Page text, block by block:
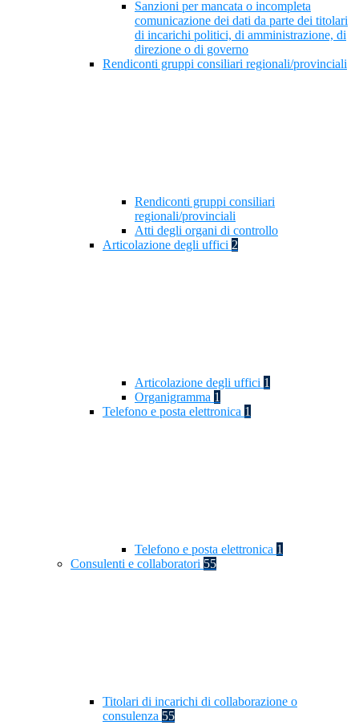
Sanzioni per mancata o incompleta
comunicazione dei dati da parte dei titolari
di incarichi politici, di amministrazione, di
direzione o di governo
Rendiconti gruppi consiliari regionali/provinciali
Rendiconti gruppi consiliari
regionali/provinciali
Atti degli organi di controllo
Articolazione degli uffici 2
Articolazione degli uffici 1
Organigramma 1
Telefono e posta elettronica 1
Telefono e posta elettronica 1
Consulenti e collaboratori 55
Titolari di incarichi di collaborazione o
consulenza 55